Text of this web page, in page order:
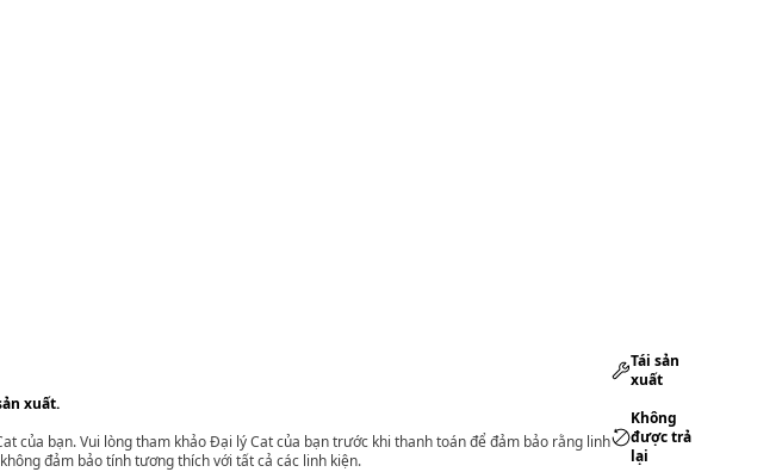
xuất.
của bạn. Vui lòng tham khảo Đại lý Cat của bạn trước khi thanh toán để đảm bảo rằng linh
đảm bảo tính tương thích với tất cả các linh kiện.
Tái sản
xuất
Không
được trả
lại